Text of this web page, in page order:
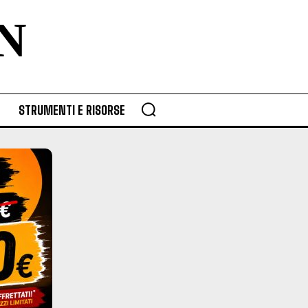
STRUMENTI E RISORSE